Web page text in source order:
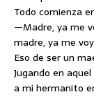
Todo comienza
—Madre, ya me
madre, ya me
Eso de ser un
Jugando en
a mi hermanito